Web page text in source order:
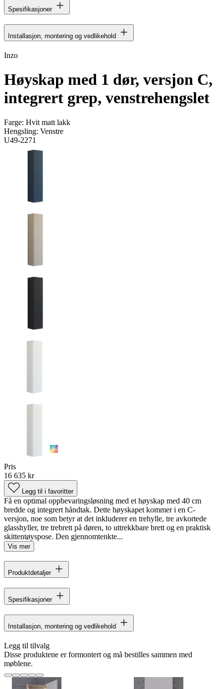
Spesifikasjoner
Installasjon, montering og vedlikehold
Inzo
Høyskap med 1 dør, versjon C,
integrert grep, venstrehengslet
Farge: Hvit matt lakk
Hengsling: Venstre
U49-2271
Pris
16 635 kr
Legg til i favoritter
Få en optimal oppbevaringsløsning med et høyskap med 40 cm
bredde og integrert håndtak. Dette høyskapet kommer i en C-
versjon, noe som betyr at det inkluderer en trehylle, tre avkortede
glasshyller, tre trebrett på døren, to uttrekkbare brett og en praktisk
skittentøyspose. Den gjennomtenkte...
Vis mer
Produktdetaljer
Spesifikasjoner
Installasjon, montering og vedlikehold
Legg til tilvalg
Disse produktene er formontert og må bestilles sammen med
møblene.